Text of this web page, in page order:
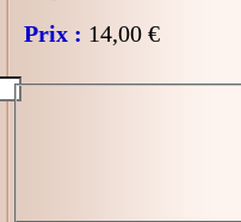
Prix : 14,00 €